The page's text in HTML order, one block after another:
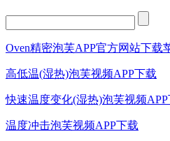
Oven精密泡芙APP官方网站下载
高低温(湿热)泡芙视频APP下载
快速温度变化(湿热)泡芙视频APP
温度冲击泡芙视频APP下载